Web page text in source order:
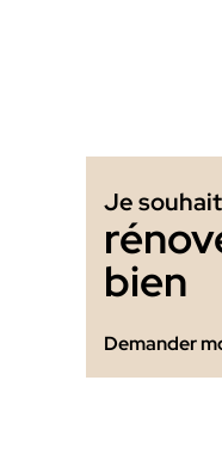
Je
bien
Demander